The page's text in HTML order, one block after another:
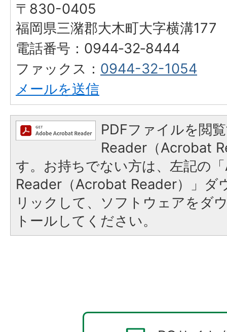
〒830-0405
福岡県三潴郡大木町大字横溝177
電話番号：0944‐32‐8444
ファックス： 0944-32-1054
メールを送信
PDFファイルを閲
Reader（Acrobat
す。お持ちでない方は、左記の
Reader（Acrobat Reader）」ダ
リックして、ソフトウェアをダ
トールしてください。